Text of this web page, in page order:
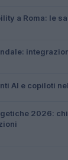
a Roma: le
AI e copiloti
2026: